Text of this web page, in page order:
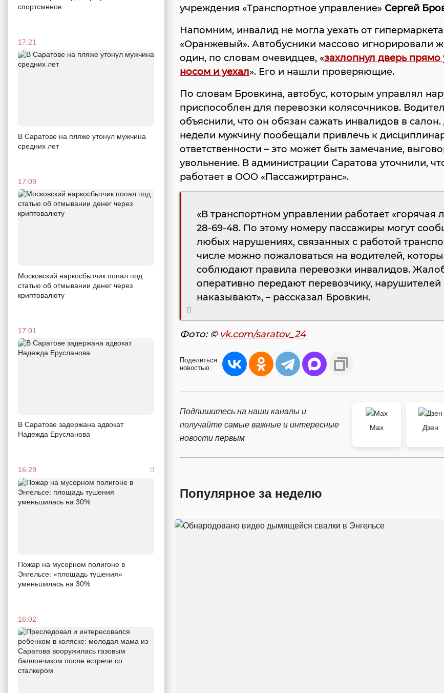
спортсменов
17:21
В Саратове на пляже утонул мужчина
средних лет
17:09
Московский наркосбытчик попал под
статью об отмывании денег через
криптовалюту
17:01
В Саратове задержана адвокат
Надежда Ерусланова
16:29
Пожар на мусорном полигоне в
Энгельсе: «площадь тушения»
уменьшилась на 30%
16:02
учреждения «Транспортное управление» Сергей
Напомним, инвалид не могла уехать от гипермаркета
«Оранжевый». Автобусники массово игнорировали
один, по словам очевидцев, «захлопнул дверь прямо
носом и уехал». Его и нашли проверяющие.
По словам Бровкина, автобус, которым управлял
приспособлен для перевозки колясочников.
объяснили, что он обязан сажать инвалидов в
недели мужчину пообещали привлечь к
ответственности – это может быть замечание,
увольнение. В администрации Саратова уточнили,
работает в ООО «Пассажиртранс».
«В транспортном управлении работает «горячая
28-69-48. По этому номеру пассажиры могут
любых нарушениях, связанных с работой
числе можно пожаловаться на водителей,
соблюдают правила перевозки инвалидов.
оперативно передают перевозчику, нарушителей
наказывают», – рассказал Бровкин.
Фото: © vk.com/saratov_24
Поделиться
новостью:
Подпишитесь на наши каналы и
получайте самые важные и интересные
новости первым
Max
Дзен
Популярное за неделю